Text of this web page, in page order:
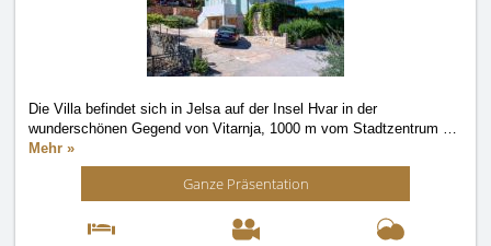
Die Villa befindet sich in Jelsa auf der Insel Hvar in der
wunderschönen Gegend von Vitarnja, 1000 m vom Stadtzentrum …
Mehr »
Ganze Präsentation